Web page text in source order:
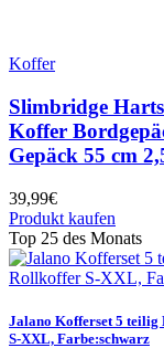
Koffer
Slimbridge
Koffer
Gepäck 55 cm
39,99€
Produkt kaufen
Top 25 des Monats
Jalano Kofferset 5 teilig
S-XXL, Farbe:schwarz